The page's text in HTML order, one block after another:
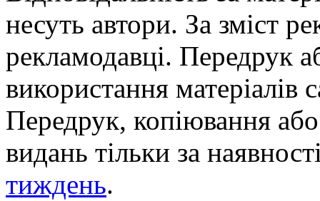
несуть автори. За зміст
рекламодавці. Передрук
використання матеріалів
Передрук, копіювання
видань тільки за
тиждень.